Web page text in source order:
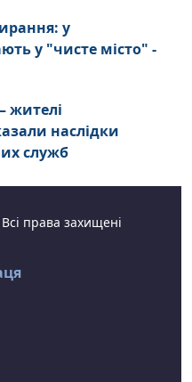
у
у "чисте місто" -
жителі
наслідки
служб
права захищені